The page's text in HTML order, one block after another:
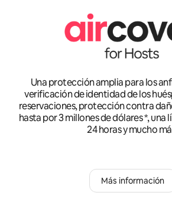
Una protección amplia para los
verificación de identidad de los
reservaciones, protección contra
hasta por 3 millones de dólares *,
24 horas y mucho
Más información